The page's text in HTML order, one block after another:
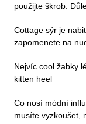
použijte škrob.
Cottage sýr je
zapomenete na
Nejvíc cool žabky
kitten heel
Co nosí módní
musíte vyzkoušet,